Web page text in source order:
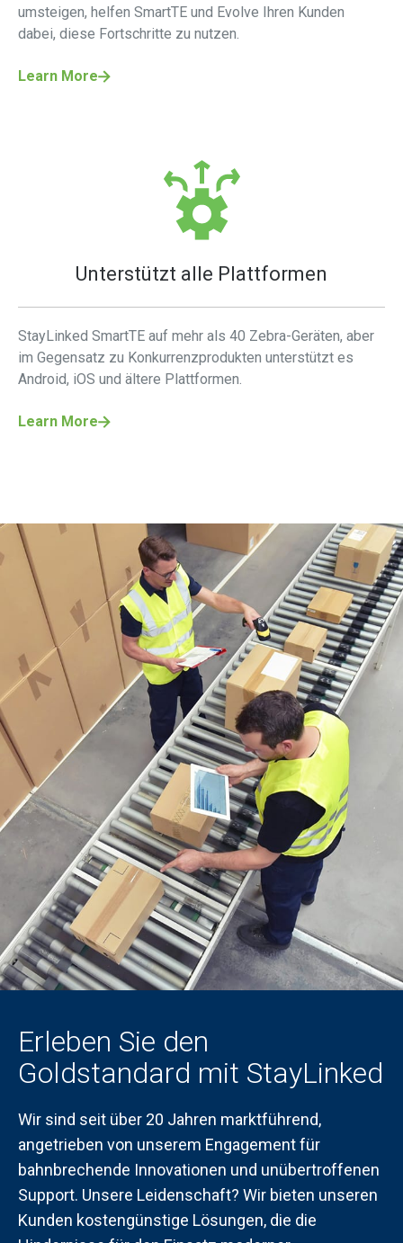
umsteigen, helfen SmartTE und Evolve Ihren Kunden
dabei, diese Fortschritte zu nutzen.
Learn More
Unterstützt alle Plattformen
StayLinked SmartTE auf mehr als 40 Zebra-Geräten, aber
im Gegensatz zu Konkurrenzprodukten unterstützt es
Android, iOS und ältere Plattformen.
Learn More
Erleben Sie den
Goldstandard mit StayLinked
Wir sind seit über 20 Jahren marktführend,
angetrieben von unserem Engagement für
bahnbrechende Innovationen und unübertroffenen
Support. Unsere Leidenschaft? Wir bieten unseren
Kunden kostengünstige Lösungen, die die